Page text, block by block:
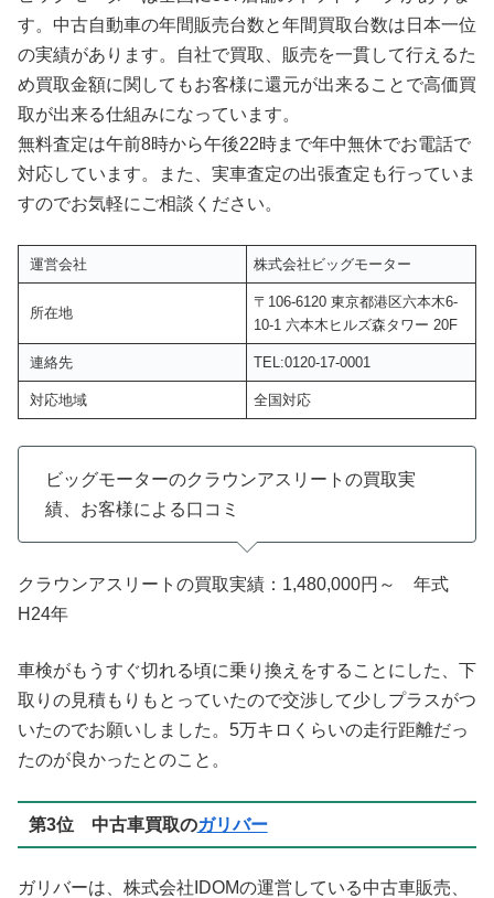
す。中古自動車の年間販売台数と年間買取台数は日本一位
の実績があります。自社で買取、販売を一貫して行えるた
め買取金額に関してもお客様に還元が出来ることで高価買
取が出来る仕組みになっています。
無料査定は午前8時から午後22時まで年中無休でお電話で
対応しています。また、実車査定の出張査定も行っていま
すのでお気軽にご相談ください。
運営会社 株式会社ビッグモーター
所在地
〒106-6120 東京都港区六本木6-
10-1 六本木ヒルズ森タワー 20F
連絡先 TEL:0120-17-0001
対応地域 全国対応
ビッグモーターのクラウンアスリートの買取実
績、お客様による口コミ
クラウンアスリートの買取実績：1,480,000円～ 年式
H24年
車検がもうすぐ切れる頃に乗り換えをすることにした、下
取りの見積もりもとっていたので交渉して少しプラスがつ
いたのでお願いしました。5万キロくらいの走行距離だっ
たのが良かったとのこと。
第3位 中古車買取のガリバー
ガリバーは、株式会社IDOMの運営している中古車販売、